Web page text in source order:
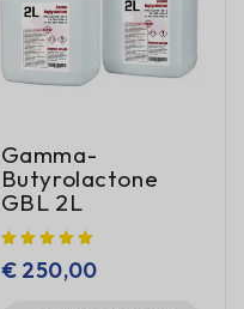
Gamma-
Butyrolactone
GBL 2L
€250,00